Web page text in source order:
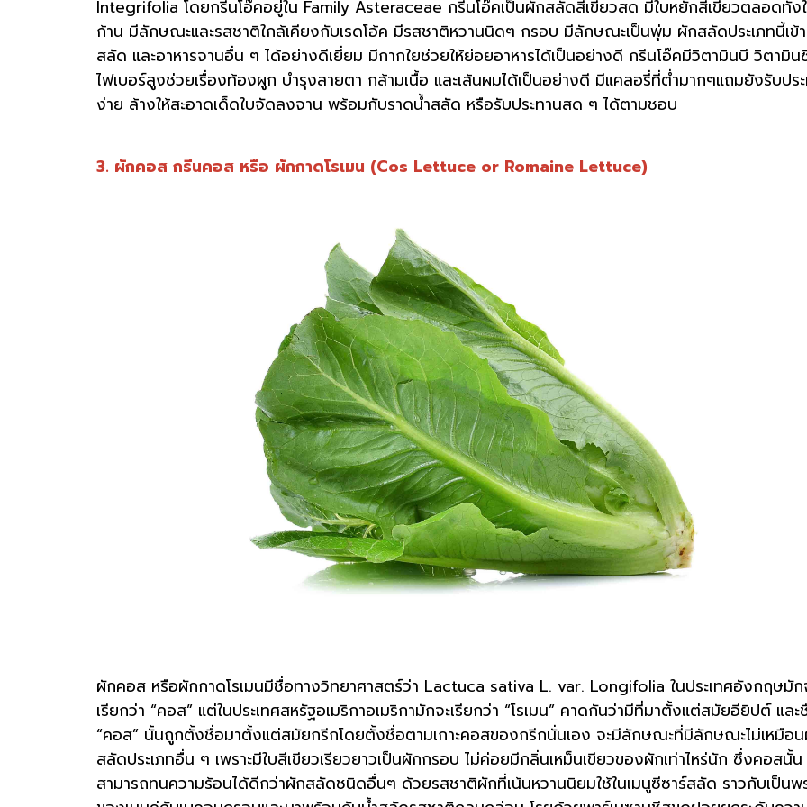
Integrifolia โดยกรีนโอ๊คอยู่ใน Family Asteraceae กรีนโอ๊คเป็นผักสลัดสีเขียวสด มีใบหยักสีเขียวตลอดทั้ง
ก้าน มีลักษณะและรสชาติใกล้เคียงกับเรดโอ้ค มีรสชาติหวานนิดๆ กรอบ มีลักษณะเป็นพุ่ม ผักสลัดประเภทนี้เข้
สลัด และอาหารจานอื่น ๆ ได้อย่างดีเยี่ยม มีกากใยช่วยให้ย่อยอาหารได้เป็นอย่างดี กรีนโอ๊คมีวิตามินบี วิตามิน
ไฟเบอร์สูงช่วยเรื่องท้องผูก บำรุงสายตา กล้ามเนื้อ และเส้นผมได้เป็นอย่างดี มีแคลอรี่ที่ต่ำมากๆแถมยังรับปร
ง่าย ล้างให้สะอาดเด็ดใบจัดลงจาน พร้อมกับราดน้ำสลัด หรือรับประทานสด ๆ ได้ตามชอบ
3. ผักคอส กรีนคอส หรือ ผักกาดโรเมน (Cos Lettuce or Romaine Lettuce)
ผักคอส หรือผักกาดโรเมนมีชื่อทางวิทยาศาสตร์ว่า Lactuca sativa L. var. Longifolia ในประเทศอังกฤษมัก
เรียกว่า “คอส” แต่ในประเทศสหรัฐอเมริกาอเมริกามักจะเรียกว่า “โรเมน” คาดกันว่ามีที่มาตั้งแต่สมัยอียิปต์ และ
“คอส” นั้นถูกตั้งชื่อมาตั้งแต่สมัยกรีกโดยตั้งชื่อตามเกาะคอสของกรีกนั่นเอง จะมีลักษณะที่มีลักษณะไม่เหมือ
สลัดประเภทอื่น ๆ เพราะมีใบสีเขียวเรียวยาวเป็นผักกรอบ ไม่ค่อยมีกลิ่นเหม็นเขียวของผักเท่าไหร่นัก ซึ่งคอสนั้น
สามารถทนความร้อนได้ดีกว่าผักสลัดชนิดอื่นๆ ด้วยรสชาติผักที่เน้นหวานนิยมใช้ในเมนูซีซาร์สลัด ราวกับเป็นพ